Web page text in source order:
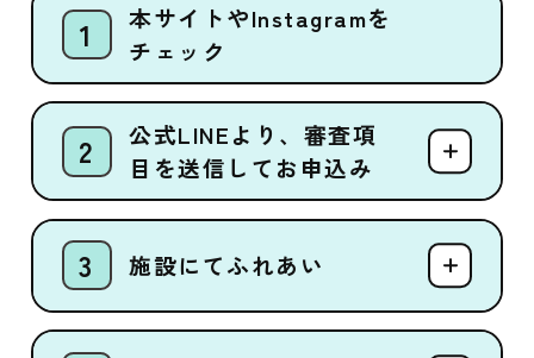
本サイトやInstagramを
チェック
公式LINEより、審査項
目を送信してお申込み
施設にてふれあい